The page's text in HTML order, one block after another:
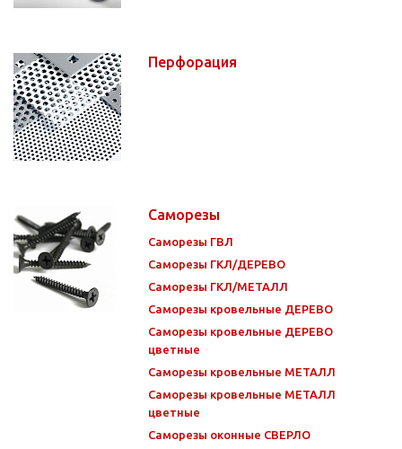
Перфорация
Саморезы
Саморезы ГВЛ
Саморезы ГКЛ/ДЕРЕВО
Саморезы ГКЛ/МЕТАЛЛ
Саморезы кровельные ДЕРЕВО
Саморезы кровельные ДЕРЕВО
цветные
Саморезы кровельные МЕТАЛЛ
Саморезы кровельные МЕТАЛЛ
цветные
Саморезы оконные СВЕРЛО